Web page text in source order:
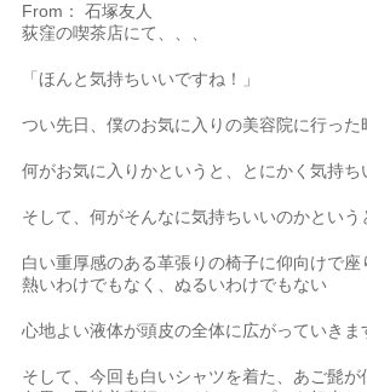
From： 石塚友人
荻窪の喫茶店にて、、、
「ほんと気持ちいいですね！」
つい先日、僕のお気に入りの美容院に行った
何がお気に入りかというと、とにかく気持ち
そして、何がそんなに気持ちいいのかという
白い重厚感のある革張りの椅子に仰向けで座
熱いわけでもなく、ぬるいわけでもない
心地よい液体が頭皮の全体に広がっていきま
そして、今回も白いシャツを着た、あご髭が